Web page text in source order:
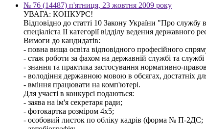
№ 76 (14487) п'ятниця, 23 жовтня 2009 року
УВАГА: КОНКУРС!
Відповідно до статті 10 Закону України "Про службу
спеціаліста ІІ категорії відділу ведення державного
Вимоги до кандидатів:
- повна вища освіта відповідного професійного
- стаж роботи за фахом на державній службі та
- знання та практика застосування нормативно-
- володіння державною мовою в обсягах, достатніх
- вміння працювати на комп'ютері.
Для участі в конкурсі подаються:
- заява на ім'я секретаря ради;
- фотокартка розміром 4х5;
- особовий листок по обліку кадрів (форма № П-2ДС;